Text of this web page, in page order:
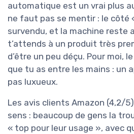
automatique est un vrai plus
ne faut pas se mentir : le côté
survendu, et la machine reste
t’attends à un produit très
d’être un peu déçu. Pour moi,
que tu as entre les mains : un
pas luxueux.
Les avis clients Amazon (4,2/
sens : beaucoup de gens la
« top pour leur usage », avec